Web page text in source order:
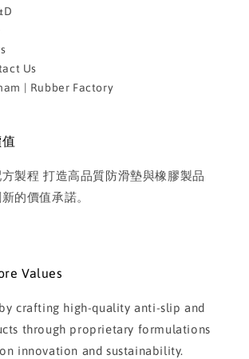
Us
| Rubber Factory
製程 打造高品質防滑墊與橡膠製品
的價值承諾。
Values
crafting high-quality anti-slip and
through proprietary formulations
innovation and sustainability.